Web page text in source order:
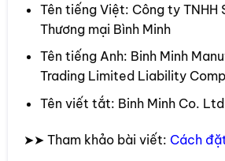
Tên tiếng Việt: Công ty TNHH
Thương mại Bình Minh
Tên tiếng Anh: Binh Minh
Trading Limited Liability
Tên viết tắt: Binh Minh Co.
➤➤ Tham khảo bài viết: Cách‌